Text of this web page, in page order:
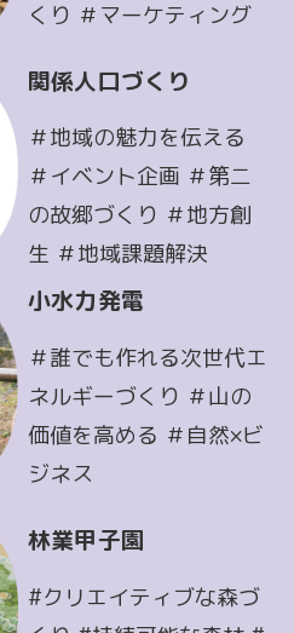
くり ＃マーケティング
関係人口づくり
＃地域の魅力を伝える
＃イベント企画 ＃第二
の故郷づくり ＃地方創
生 ＃地域課題解決
小水力発電
＃誰でも作れる次世代エ
ネルギーづくり ＃山の
価値を高める ＃自然×ビ
ジネス
林業甲子園
#クリエイティブな森づ